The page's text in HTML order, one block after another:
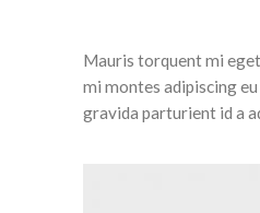
Mauris torquent mi
mi montes adipiscing
gravida parturient id a